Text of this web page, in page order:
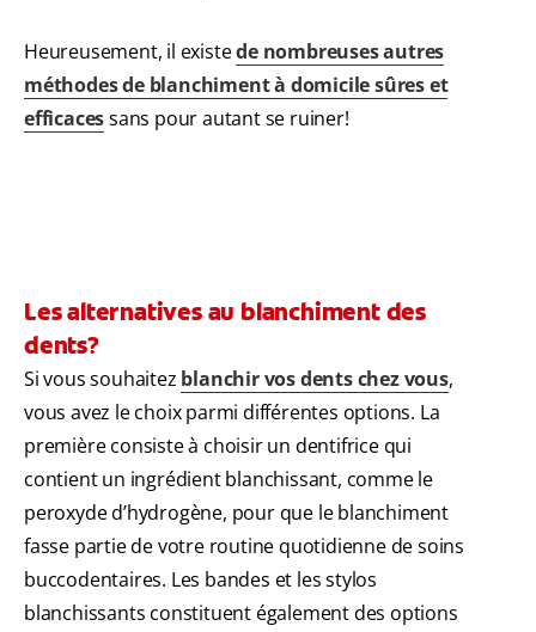
Heureusement, il existede nombreuses autres
méthodes de blanchiment à domicile sûres et
efficacessans pour autant se ruiner!
Les alternatives au blanchiment des
dents?
Si vous souhaitez blanchir vos dents chez vous,
vous avez le choix parmi différentes options. La
première consiste à choisir un dentifrice qui
contient un ingrédient blanchissant, comme le
peroxyde d’hydrogène, pour que le blanchiment
fasse partie de votre routine quotidienne de soins
buccodentaires. Les bandes et les stylos
blanchissants constituent également des options